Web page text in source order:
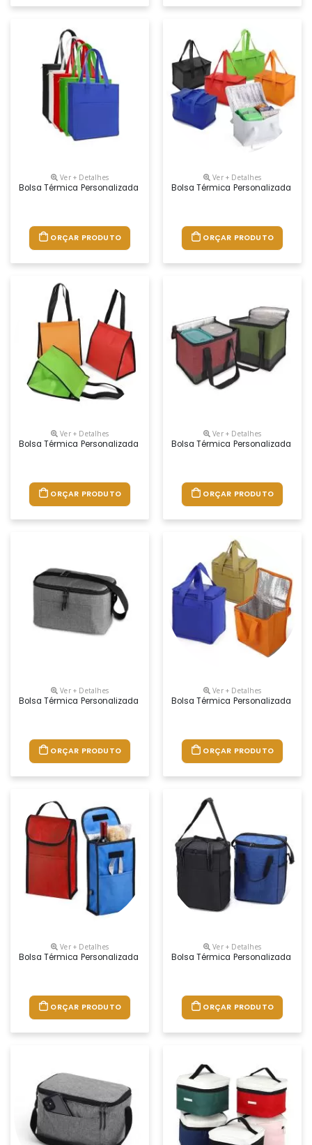
Ver + Detalhes
Bolsa Térmica Personalizada
ORÇAR PRODUTO
Ver + Detalhes
Bolsa Térmica Personalizada
ORÇAR PRODUTO
Ver + Detalhes
Bolsa Térmica Personalizada
ORÇAR PRODUTO
Ver + Detalhes
Bolsa Térmica Personalizada
ORÇAR PRODUTO
Ver + Detalhes
Bolsa Térmica Personalizada
ORÇAR PRODUTO
Ver + Detalhes
Bolsa Térmica Personalizada
ORÇAR PRODUTO
Ver + Detalhes
Bolsa Térmica Personalizada
ORÇAR PRODUTO
Ver + Detalhes
Bolsa Térmica Personalizada
ORÇAR PRODUTO